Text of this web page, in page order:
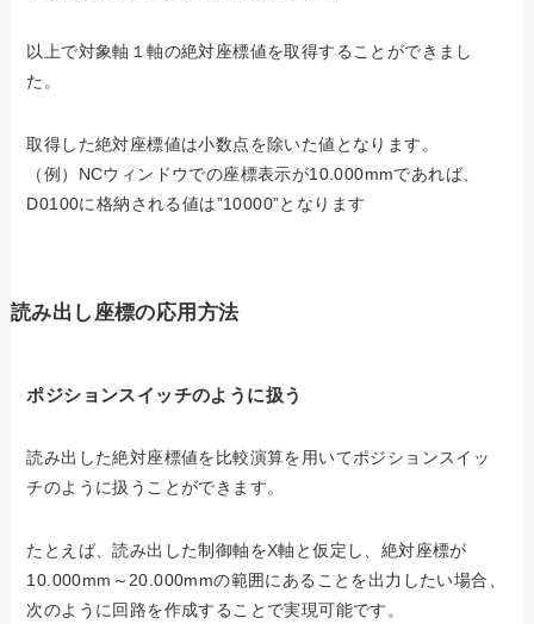
以上で対象軸１軸の絶対座標値を取得することができまし
た。
取得した絶対座標値は小数点を除いた値となります。
（例）NCウィンドウでの座標表示が10.000mmであれば、
D0100に格納される値は”10000”となります
読み出し座標の応用方法
ポジションスイッチのように扱う
読み出した絶対座標値を比較演算を用いてポジションスイッ
チのように扱うことができます。
たとえば、読み出した制御軸をX軸と仮定し、絶対座標が
10.000mm～20.000mmの範囲にあることを出力したい場合、
次のように回路を作成することで実現可能です。